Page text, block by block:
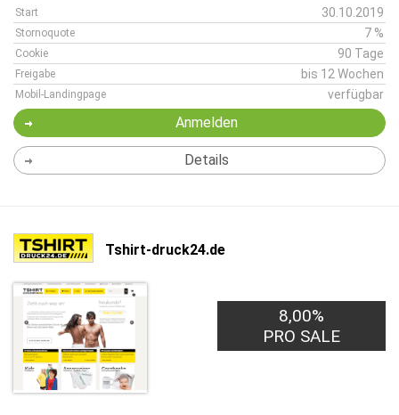
Start 30.10.2019
Stornoquote 7 %
Cookie 90 Tage
Freigabe bis 12 Wochen
Mobil-Landingpage verfügbar
Anmelden
Details
Tshirt-druck24.de
8,00%
PRO SALE